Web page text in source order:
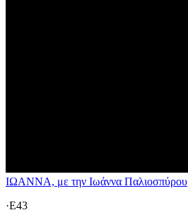
ΙΩΑΝΝΑ, με την Ιωάννα Παλιοσπύρου
·E43